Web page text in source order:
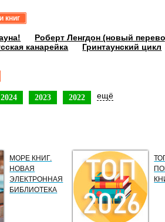
книг
Роберт Ленгдон (новый
канарейка Гринтаунский цикл
2024 2023 2022 ещё
МОРЕ КНИГ.
НОВАЯ
ЭЛЕКТРОННАЯ
БИБЛИОТЕКА